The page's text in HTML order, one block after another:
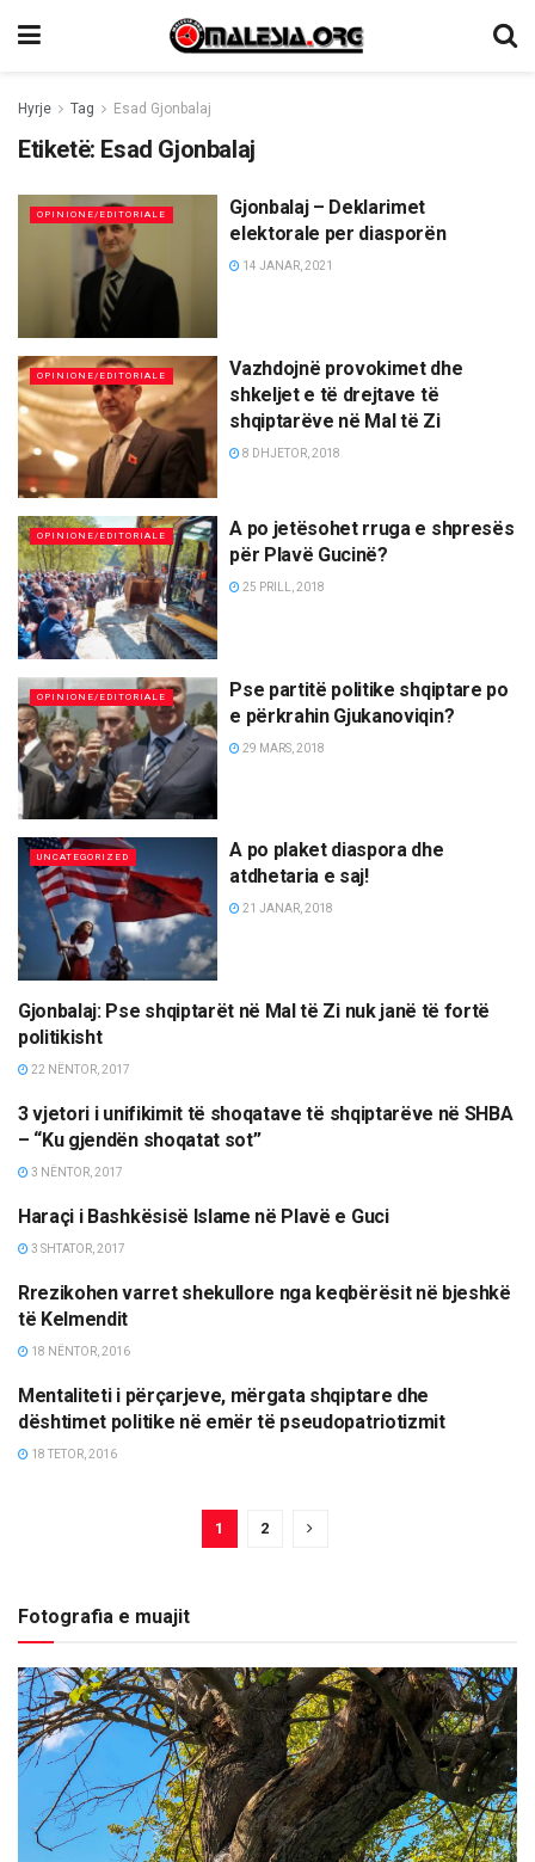
Hyrje Tag Esad Gjonbalaj
Etiketë: Esad Gjonbalaj
OPINIONE/EDITORIALE
Gjonbalaj – Deklarimet
elektorale per diasporën
14 JANAR, 2021
OPINIONE/EDITORIALE
Vazhdojnë provokimet dhe
shkeljet e të drejtave të
shqiptarëve në Mal të Zi
8 DHJETOR, 2018
OPINIONE/EDITORIALE
A po jetësohet rruga e shpresës
për Plavë Gucinë?
25 PRILL, 2018
OPINIONE/EDITORIALE
Pse partitë politike shqiptare po
e përkrahin Gjukanoviqin?
29 MARS, 2018
UNCATEGORIZED
A po plaket diaspora dhe
atdhetaria e saj!
21 JANAR, 2018
OPINIONE/EDITORIALE
Gjonbalaj: Pse shqiptarët në Mal të Zi nuk janë të fortë
politikisht
22 NËNTOR, 2017
OPINIONE/EDITORIALE
3 vjetori i unifikimit të shoqatave të shqiptarëve në SHBA
– “Ku gjendën shoqatat sot”
3 NËNTOR, 2017
OPINIONE/EDITORIALE
Haraçi i Bashkësisë Islame në Plavë e Guci
3 SHTATOR, 2017
OPINIONE/EDITORIALE
Rrezikohen varret shekullore nga keqbërësit në bjeshkë
të Kelmendit
18 NËNTOR, 2016
OPINIONE/EDITORIALE
Mentaliteti i përçarjeve, mërgata shqiptare dhe
dështimet politike në emër të pseudopatriotizmit
18 TETOR, 2016
1 2
Fotografia e muajit